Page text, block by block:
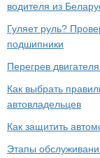
водителя из
Гуляет руль?
подшипники
Перегрев
Как выбрать
автовладельцев
Как защитить
Этапы